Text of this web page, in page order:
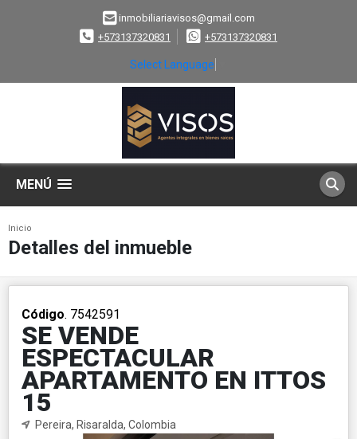
inmobiliariavisos@gmail.com
+573137320831
+573137320831
Select Language
MENÚ
Inicio
Detalles del inmueble
Código. 7542591
SE VENDE
ESPECTACULAR
APARTAMENTO EN ITTOS
15
Pereira, Risaralda, Colombia